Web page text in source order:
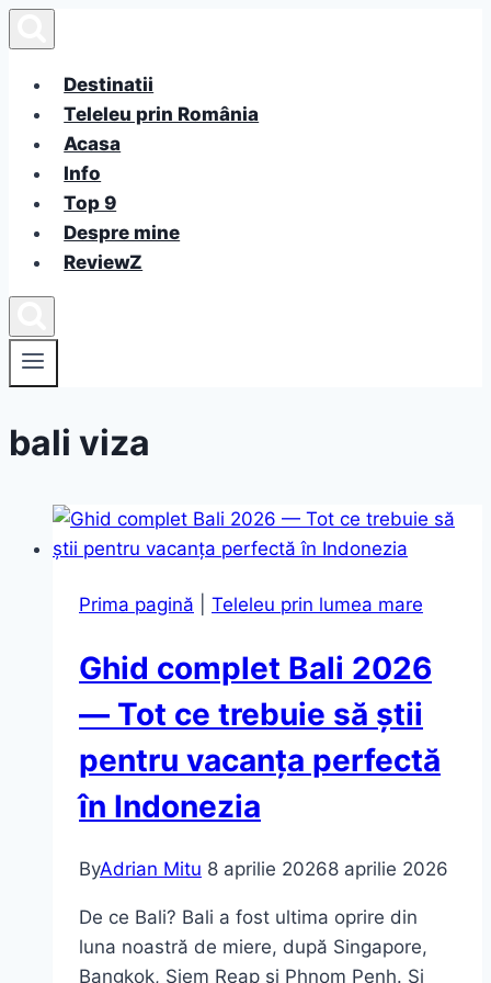
to
contentDestinatii
Teleleu prin România
Acasa
Info
Top 9
Despre mine
ReviewZ
bali viza
Prima pagină Teleleu prin lumea mare
Ghid complet Bali 2026
— Tot ce trebuie să știi
pentru vacanța perfectă
în Indonezia
ByAdrian Mitu 8 aprilie 20268 aprilie 2026
De ce Bali? Bali a fost ultima oprire din
luna noastră de miere, după Singapore,
Bangkok, Siem Reap și Phnom Penh. Și